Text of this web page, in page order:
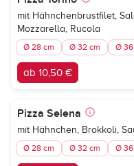
mit Hähnchenbrustfilet,
Mozzarella, Rucola
Ø 28 cm Ø 32 cm Ø 36
ab 10,50 €
Pizza Selena
mit Hähnchen, Brokkoli,
Ø 28 cm Ø 32 cm Ø 36